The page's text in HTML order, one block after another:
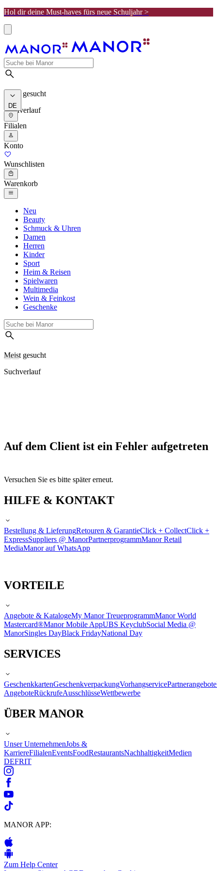
Hol dir deine Must-haves fürs neue Schuljahr >
Meist gesucht
Suchverlauf
DE
Filialen
Konto
Wunschlisten
Warenkorb
Neu
Beauty
Schmuck & Uhren
Damen
Herren
Kinder
Sport
Heim & Reisen
Spielwaren
Multimedia
Wein & Feinkost
Geschenke
Meist gesucht
Suchverlauf
Auf dem Client ist ein Fehler aufgetreten
Versuchen Sie es bitte später erneut.
HILFE & KONTAKT
Bestellung & LieferungRetouren & GarantieClick + CollectClick +
ExpressSuppliers @ ManorPartnerprogrammManor Retail
MediaManor auf WhatsApp
VORTEILE
Angebote & KatalogeMy Manor TreueprogrammManor World
Mastercard®Manor Mobile AppUBS KeyclubSocial Media @
ManorSingles DayBlack FridayNational Day
SERVICES
GeschenkkartenGeschenkverpackungVorhangservicePartnerangebote
AngeboteRückrufeAusschlüsseWettbewerbe
ÜBER MANOR
Unser UnternehmenJobs &
KarriereFilialenEventsFoodRestaurantsNachhaltigkeitMedien
DEFRIT
MANOR APP:
Zum Help Center